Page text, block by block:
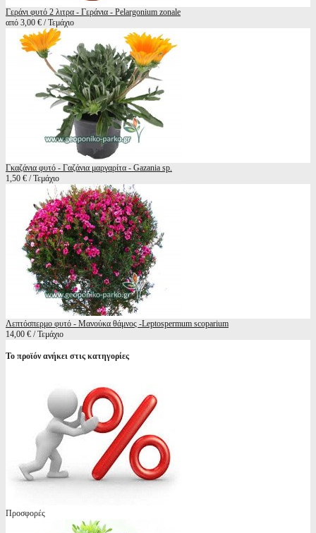
Γεράνι φυτό 2 λιτρα - Γεράνια - Pelargonium zonale
από 3,00 € / Τεμάχιο
Γκαζάνια φυτό - Γαζάνια μαργαρίτα - Gazania sp.
1,50 € / Τεμάχιο
Λεπτόσπερμο φυτό - Μανούκα θάμνος -Leptospermum scoparium
14,00 € / Τεμάχιο
Το προϊόν ανήκει στις κατηγορίες
Προσφορές